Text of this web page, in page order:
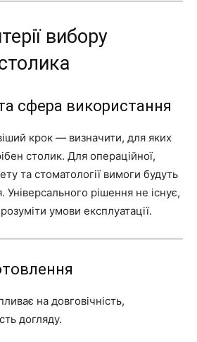
вибору
сфера використання
крок — визначити, для яких
столик. Для операційної,
та стоматології вимоги будуть
Універсального рішення не існує,
умови експлуатації.
на довговічність,
догляду.